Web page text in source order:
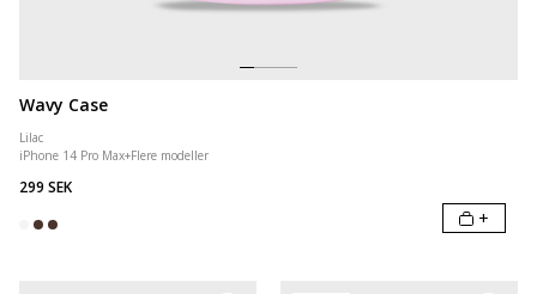
Wavy Case
Lilac
iPhone 14 Pro Max+Flere modeller
299 SEK
+